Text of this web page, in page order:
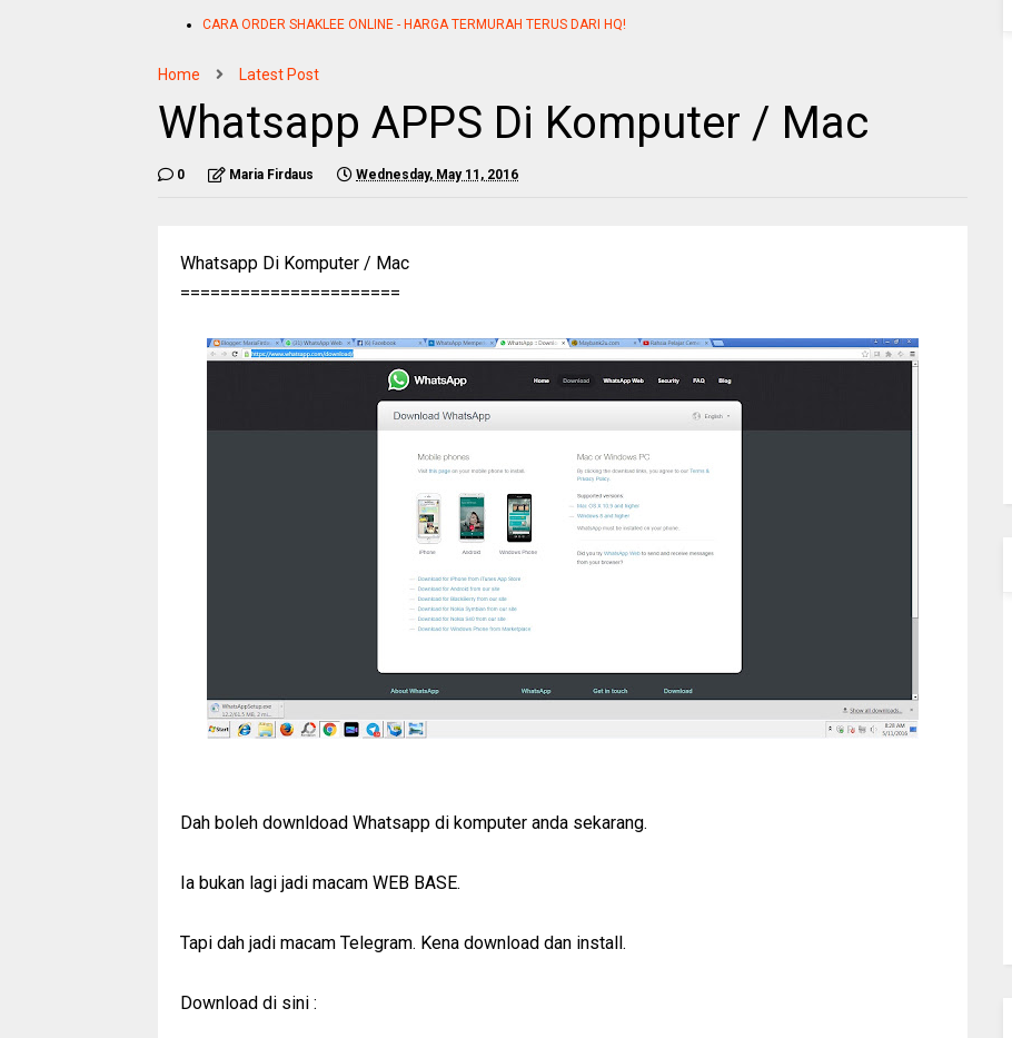
CARA ORDER SHAKLEE ONLINE - HARGA TERMURAH TERUS DARI HQ!
Home Latest Post
Whatsapp APPS Di Komputer / Mac
0 Maria Firdaus Wednesday, May 11, 2016
Whatsapp Di Komputer / Mac
======================
Dah boleh downldoad Whatsapp di komputer anda sekarang.
Ia bukan lagi jadi macam WEB BASE.
Tapi dah jadi macam Telegram. Kena download dan install.
Download di sini :